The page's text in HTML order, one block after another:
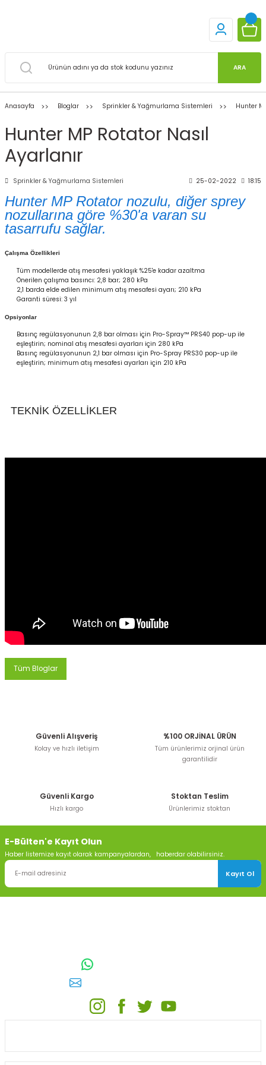
ARA
Anasayfa Bloglar Sprinkler & Yağmurlama Sistemleri Hunter
Hunter MP Rotator Nasıl
Ayarlanır
Sprinkler & Yağmurlama Sistemleri 25-02-2022 18:15
Hunter MP Rotator nozulu, diğer sprey
nozullarına göre %30'a varan su
tasarrufu sağlar.
Çalışma Özellikleri
Tüm modellerde atış mesafesi yaklaşık %25'e kadar azaltma
Önerilen çalışma basıncı: 2,8 bar; 280 kPa
2,1 barda elde edilen minimum atış mesafesi ayarı; 210 kPa
Garanti süresi: 3 yıl
Opsiyonlar
Basınç regülasyonunun 2,8 bar olması için Pro-Spray™ PRS40 pop-up ile
eşleştirin; nominal atış mesafesi ayarları için 280 kPa
Basınç regülasyonunun 2,1 bar olması için Pro-Spray PRS30 pop-up ile
eşleştirin; minimum atış mesafesi ayarları için 210 kPa
TEKNİK ÖZELLİKLER
Tüm Bloglar
Güvenli Alışveriş
Kolay ve hızlı iletişim
%100 ORJİNAL ÜRÜN
Tüm ürünlerimiz orjinal ürün
garantilidir
Güvenli Kargo
Hızlı kargo
Stoktan Teslim
Ürünlerimiz stoktan
E-Bülten'e Kayıt Olun
Haber listemize kayıt olarak kampanyalardan, haberdar olabilirsiniz.
Kayıt Ol